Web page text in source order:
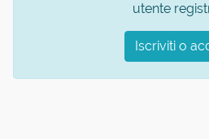
utente
Iscriviti o